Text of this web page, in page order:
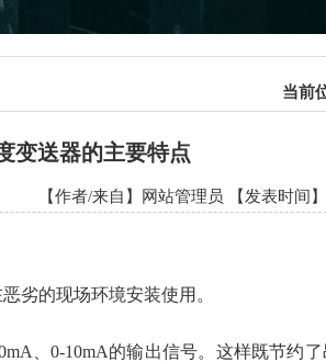
当前
变送器的主要特点
【作者/来自】网站管理员 【发表时间
的现场环境安装使用。
、0-10mA的输出信号。这样既节约